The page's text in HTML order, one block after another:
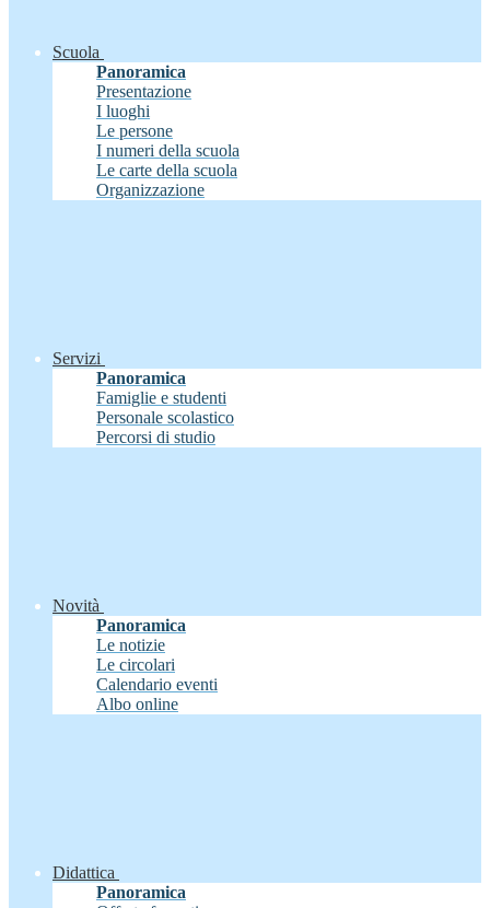
Scuola
Panoramica
Presentazione
I luoghi
Le persone
I numeri della scuola
Le carte della scuola
Organizzazione
Servizi
Panoramica
Famiglie e studenti
Personale scolastico
Percorsi di studio
Novità
Panoramica
Le notizie
Le circolari
Calendario eventi
Albo online
Didattica
Panoramica